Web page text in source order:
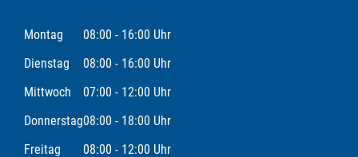
Montag
08:00 - 16:00 Uhr
Dienstag
08:00 - 16:00 Uhr
Mittwoch
07:00 - 12:00 Uhr
Donnerstag08:00 - 18:00 Uhr
Freitag
08:00 - 12:00 Uhr